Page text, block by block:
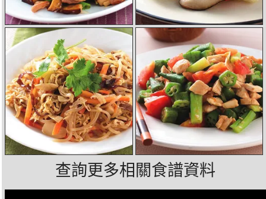
查詢更多相關食譜資料